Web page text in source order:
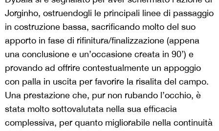
Jorginho, ostruendogli le principali linee di passaggio
in costruzione bassa, sacrificando molto del suo
apporto in fase di rifinitura/finalizzazione (appena
una conclusione e un’occasione creata in 90’) e
provando ad offrire contestualmente un appoggio
con palla in uscita per favorire la risalita del campo.
Una prestazione che, pur non rubando l’occhio, è
stata molto sottovalutata nella sua efficacia
complessiva, per quanto migliorabile nella continuità